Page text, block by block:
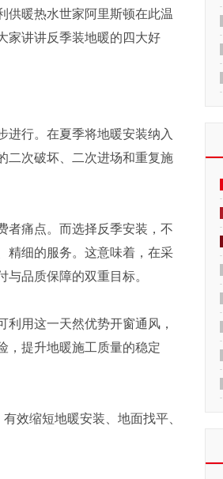
供暖热水世家阿里斯顿在此温
家讲讲反季装地暖的四大好
进行。在夏季将地暖安装纳入
二次破坏、二次进场和重复施
者痛点。而选择反季安装，不
精细的服务。这意味着，在采
品质保障的双重目标。
用这一天然优势开窗通风，
，提升地暖施工质量的稳定
效缩短地暖安装、地面找平、